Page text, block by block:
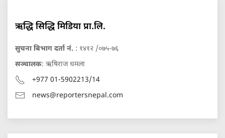
ऋद्धि सिद्धि मिडिया प्रा.लि.
सुचना बिभाग दर्ता नं. : १४१२ /०७५-७६
सञ्चालक: ऋषिराज धमला
+977 01-5902213/14
news@reportersnepal.com